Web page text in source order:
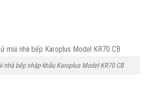
nhà bếp nhập khẩu Karoplus Model KR70 CB